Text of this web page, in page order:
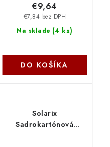
Na sklade (4 ks)
€7,84 bez DPH
€9,64
DO KOŠÍKA
Solarix
Sadrokartónová